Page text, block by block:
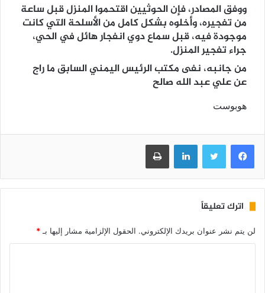
ووفق المصادر، فإن الحوثيين اقتحموا المنزل قبل ساعة
من تفجيره، وأخلوه بشكل كامل من الأسلحة التي كانت
موجودة فيه، قبل سماع دوي انفجار هائل في الحي،
جراء تفجير المنزل.
من جانبه، نفى مكتب الرئيس اليمني السابق ما راج
عن علي عبد الله صالح
هوبوست
فيسبوك تويتر لينكدإن طباعة
اترك تعليقاً
لن يتم نشر عنوان بريدك الإلكتروني. الحقول الإلزامية مشار إليها بـ *